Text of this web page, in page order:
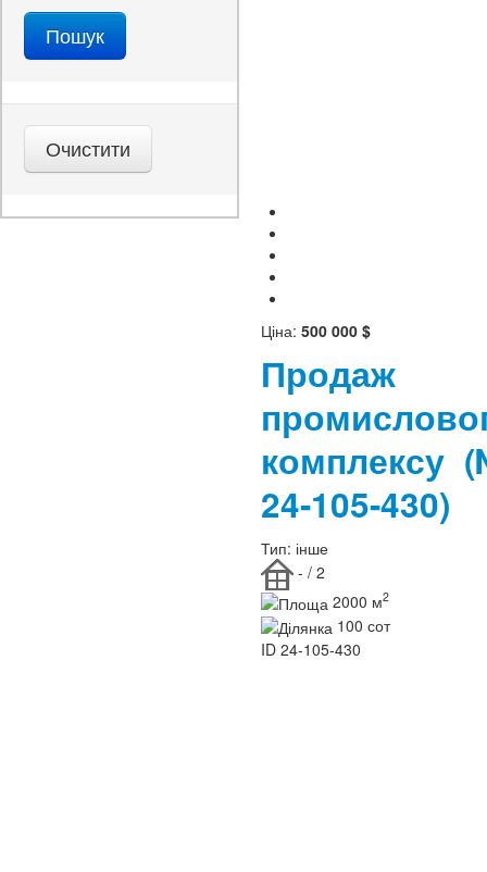
Ціна: 500 000 $
Продаж
комплексу
24-105-430)
Тип: інше
- / 2
2000 м2
100 сот
ID 24-105-430